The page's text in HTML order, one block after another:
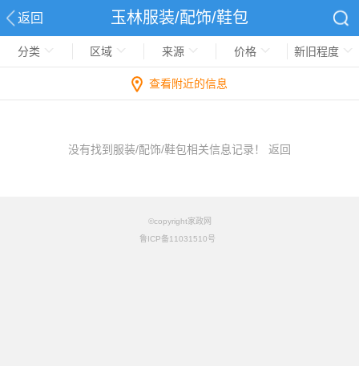
返回 玉林服装/配饰/鞋包
分类 区域 来源 价格 新旧程度
查看附近的信息
没有找到服装/配饰/鞋包相关信息记录！ 返回
©copyright家政网
鲁ICP备11031510号